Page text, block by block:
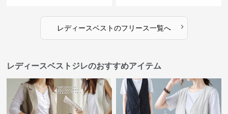
レディースベストのフリース一覧へ ›
レディースベストジレのおすすめアイテム